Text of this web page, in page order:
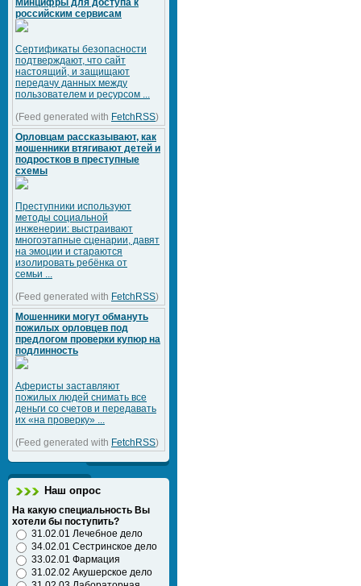
Минцифры для доступа к
российским сервисам
Сертификаты безопасности
подтверждают, что сайт
настоящий, и защищают
передачу данных между
пользователем и ресурсом ...
(Feed generated with FetchRSS)
Орловцам рассказывают, как
мошенники втягивают детей и
подростков в преступные
схемы
Преступники используют
методы социальной
инженерии: выстраивают
многоэтапные сценарии, давят
на эмоции и стараются
изолировать ребёнка от
семьи ...
(Feed generated with FetchRSS)
Мошенники могут обмануть
пожилых орловцев под
предлогом проверки купюр на
подлинность
Аферисты заставляют
пожилых людей снимать все
деньги со счетов и передавать
их «на проверку» ...
(Feed generated with FetchRSS)
Наш опрос
На какую специальность Вы
хотели бы поступить?
31.02.01 Лечебное дело
34.02.01 Сестринское дело
33.02.01 Фармация
31.02.02 Акушерское дело